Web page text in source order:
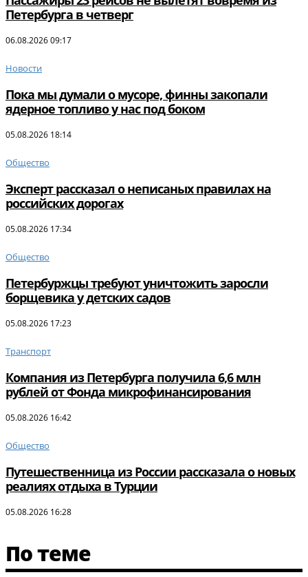
Петербурга в четверг
06.08.2026 09:17
Новости
Пока мы думали о мусоре, финны закопали
ядерное топливо у нас под боком
05.08.2026 18:14
Общество
Эксперт рассказал о неписаных правилах на
российских дорогах
05.08.2026 17:34
Общество
Петербуржцы требуют уничтожить заросли
борщевика у детских садов
05.08.2026 17:23
Транспорт
Компания из Петербурга получила 6,6 млн
рублей от Фонда микрофинансирования
05.08.2026 16:42
Общество
Путешественница из России рассказала о новых
реалиях отдыха в Турции
05.08.2026 16:28
По теме